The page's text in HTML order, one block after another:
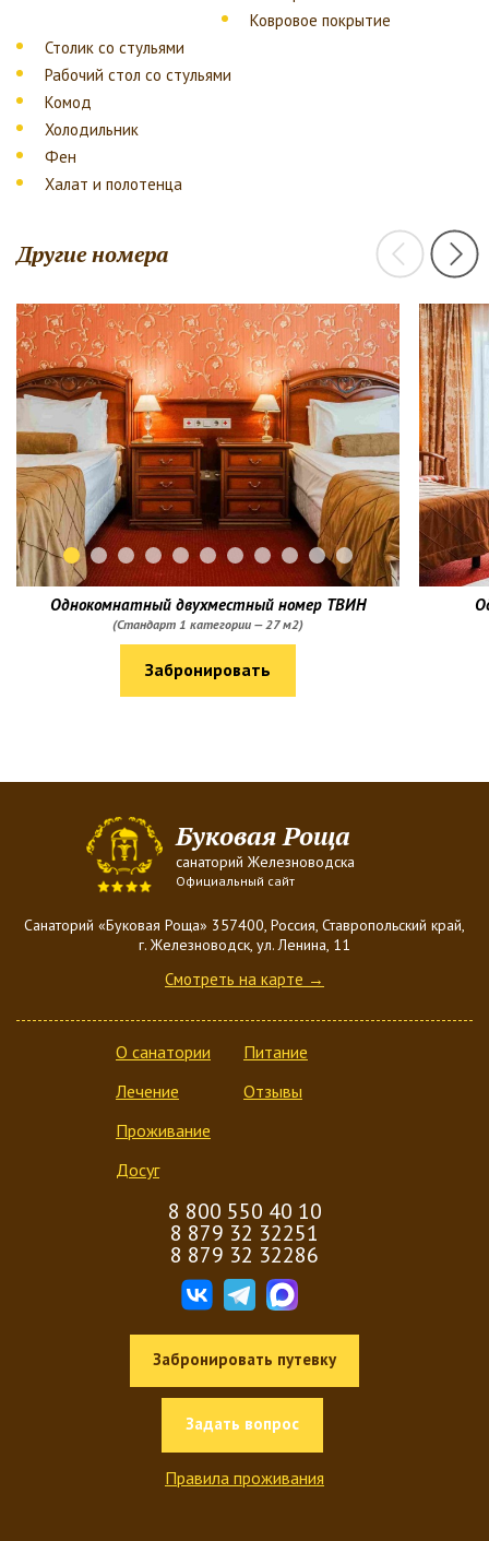
Ковровое покрытие
Столик со стульями
Рабочий стол со стульями
Комод
Холодильник
Фен
Халат и полотенца
Другие номера
Однокомнатный двухместный номер ТВИН
(Стандарт 1 категории — 27 м2)
Забронировать
Буковая Роща
санаторий Железноводска
Официальный сайт
Санаторий «Буковая Роща» 357400, Россия, Ставропольский край,
г. Железноводск, ул. Ленина, 11
Смотреть на карте →
О санатории
Лечение
Проживание
Досуг
Питание
Отзывы
8 800 550 40 10
8 879 32 32251
8 879 32 32286
Забронировать путевку
Задать вопрос
Правила проживания